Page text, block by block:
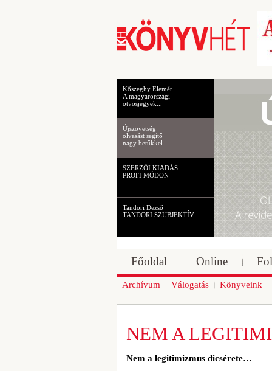
Kőszeghy Elemér
A magyarországi
ötvösjegyek...
Újszövetség
olvasást segítő
nagy betűkkel
SZERZŐI KIADÁS
PROFI MÓDON
Tandori Dezső
TANDORI SZUBJEKTÍV
Főoldal Online
Archívum Válogatás Könyveink
NEM A
Nem a legitimizmus dicsérete…